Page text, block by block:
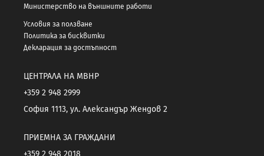
Министерство на външните работи
Условия за ползване
Политика за бисквитки
Декларация за достъпност
ЦЕНТРАЛА НА МВНР
+359 2 948 2999
София 1113, ул. Александър Жендов 2
ПРИЕМНА ЗА ГРАЖДАНИ
+359 2 948 2018